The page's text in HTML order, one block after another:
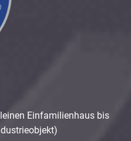
Einfamilienhaus bis